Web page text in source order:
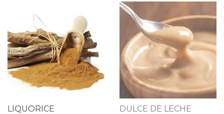
LIQUORICE DULCE DE LECHE